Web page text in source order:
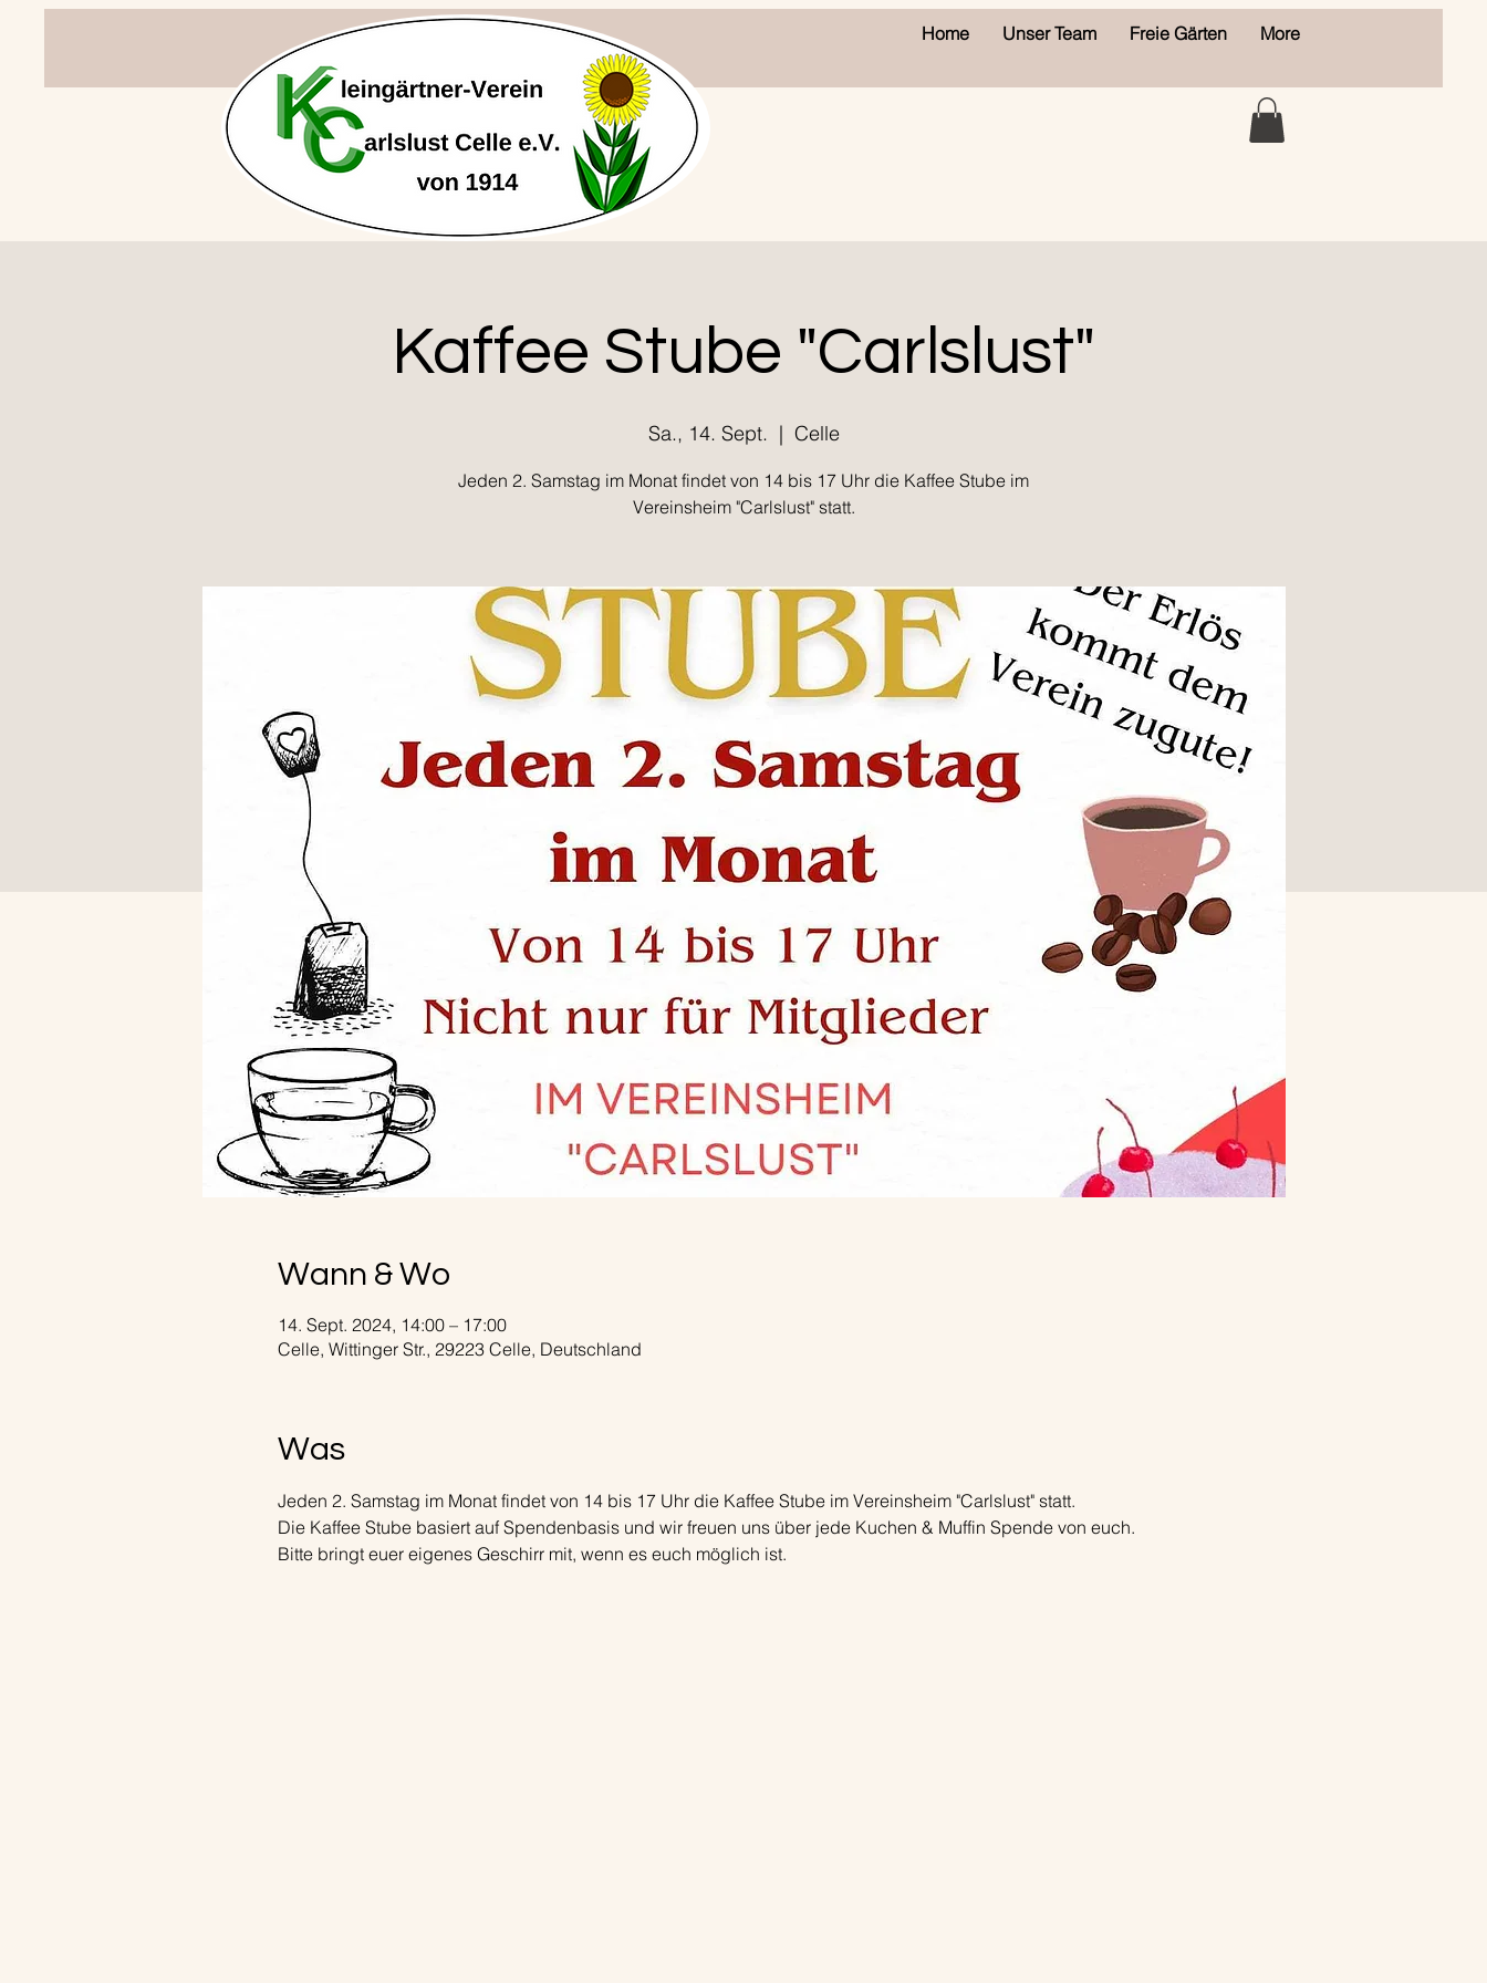
Home Unser Team Freie Gärten More
Kaffee Stube "Carlslust"
Sa., 14. Sept.
  |
Celle
Jeden 2. Samstag im Monat findet von 14 bis 17 Uhr die Kaffee Stube im
Vereinsheim "Carlslust" statt.
Wann & Wo
14. Sept. 2024, 14:00 – 17:00
Celle, Wittinger Str., 29223 Celle, Deutschland
Was
Jeden 2. Samstag im Monat findet von 14 bis 17 Uhr die Kaffee Stube im Vereinsheim "Carlslust" statt.
Die Kaffee Stube basiert auf Spendenbasis und wir freuen uns über jede Kuchen & Muffin Spende von euch.
Bitte bringt euer eigenes Geschirr mit, wenn es euch möglich ist.